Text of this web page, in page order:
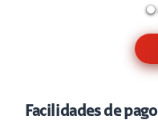
Facilidades de pago